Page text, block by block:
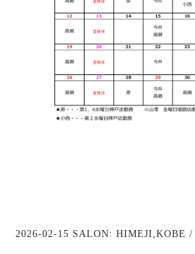
2026-02-15 SALON:HIMEJI ,KOBE /